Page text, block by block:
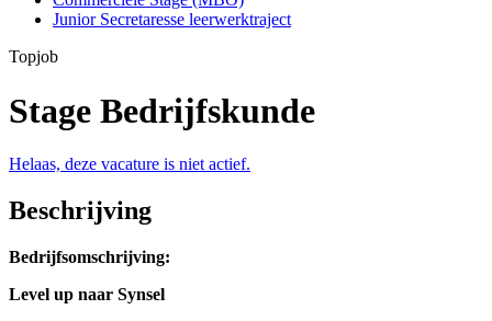
Junior Secretaresse leerwerktraject
Topjob
Stage Bedrijfskunde
Helaas, deze vacature is niet actief.
Beschrijving
Bedrijfsomschrijving:
Level up naar Synsel